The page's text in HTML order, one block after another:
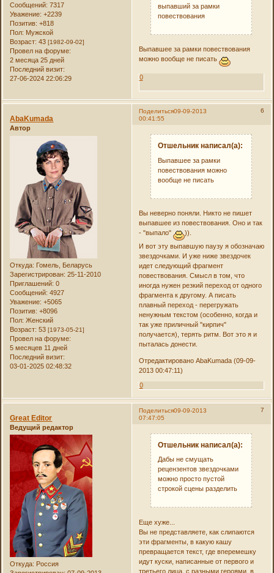
Сообщений: 7317
Уважение: +2239
Позитив: +818
Пол: Мужской
Возраст: 43[1982-09-02]
Провел на форуме:
2 месяца 25 дней
Последний визит:
27-06-2024 22:06:29
выпавший за рамки
повествования
Выпавшее за рамки повествования
можно вообще не писать
0
Поделиться 6
09-09-2013
00:41:55
AbaKumada
Автор
Откуда: Гомель, Беларусь
Зарегистрирован: 25-11-2010
Приглашений: 0
Сообщений: 4927
Уважение: +5065
Позитив: +8096
Пол: Женский
Возраст: 53[1973-05-21]
Провел на форуме:
5 месяцев 11 дней
Последний визит:
03-01-2025 02:48:32
Отшельник написал(а):
Выпавшее за рамки
повествования можно
вообще не писать
Вы неверно поняли. Никто не пишет
выпавшее из повествования. Оно и так
- "выпало"
)).
И вот эту выпавшую паузу я обозначаю
звездочками. И уже ниже звездочек
идет следующий фрагмент
повествования. Смысл в том, что
иногда нужен резкий переход от одного
фрагмента к другому. А писать
плавный переход - перегружать
ненужным текстом (особенно, когда и
так уже приличный "кирпич"
получается), терять ритм. Вот это я и
пыталась донести.
Отредактировано AbaKumada (09-09-
2013 00:47:11)
0
Поделиться 7
09-09-2013
07:47:05
Great Editor
Ведущий редактор
Откуда: Россия
Отшельник написал(а):
Дабы не смущать
рецензентов звездочками
можно просто пустой
строкой сцены разделить
Еще хуже...
Вы не представляете, как слипаются
эти фрагменты, в какую кашу
превращается текст, где вперемешку
идут куски, написанные от первого и
третьего лица, с разными героями, в